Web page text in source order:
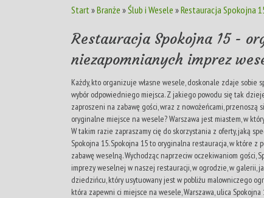
Start »Branże »Ślub i Wesele »Restauracja Spokojna
Restauracja Spokojna 15 -
niezapomnianych imprez
Każdy, kto organizuje własne wesele, doskonale zdaje sobie
wybór odpowiedniego miejsca. Z jakiego powodu się tak
zaproszeni na zabawę gości, wraz z nowożeńcami, przenoszą
oryginalne miejsce na wesele? Warszawa jest miastem, w
W takim razie zapraszamy cię do skorzystania z oferty, jaką
Spokojna 15. Spokojna 15 to oryginalna restauracja, w które
zabawę weselną. Wychodząc naprzeciw oczekiwaniom gości,
imprezy weselnej w naszej restauracji, w ogrodzie, w galerii,
dziedzińcu, który usytuowany jest w pobliżu malowniczego
która zapewni ci miejsce na wesele, Warszawa, ulica